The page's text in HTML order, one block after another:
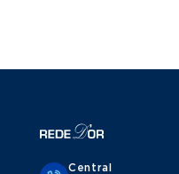
Central